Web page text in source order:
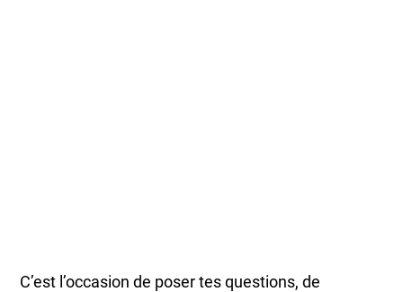
C’est l’occasion de poser tes questions, de